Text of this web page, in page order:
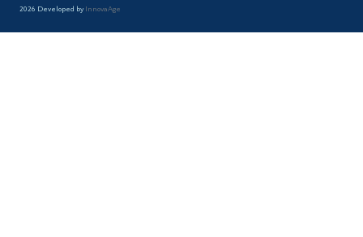
2026 Developed by InnovaAge